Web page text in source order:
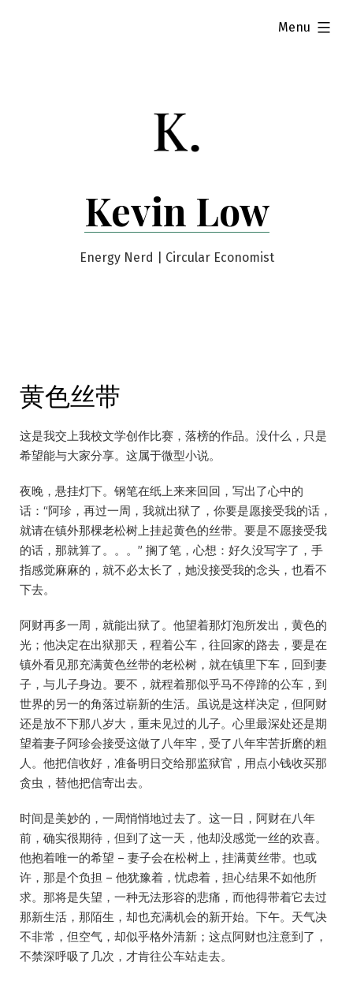
Kevin Low
Energy Nerd | Circular Economist
Menu
expanded
黄色丝带
这是我交上我校文学创作比赛，落榜的作品。没什么，只是
希望能与大家分享。这属于微型小说。
夜晚，悬挂灯下。钢笔在纸上来来回回，写出了心中的
话：“阿珍，再过一周，我就出狱了，你要是愿接受我的话，
就请在镇外那棵老松树上挂起黄色的丝带。要是不愿接受我
的话，那就算了。。。” 搁了笔，心想：好久没写字了，手
指感觉麻麻的，就不必太长了，她没接受我的念头，也看不
下去。
阿财再多一周，就能出狱了。他望着那灯泡所发出，黄色的
光；他决定在出狱那天，程着公车，往回家的路去，要是在
镇外看见那充满黄色丝带的老松树，就在镇里下车，回到妻
子，与儿子身边。要不，就程着那似乎马不停蹄的公车，到
世界的另一的角落过崭新的生活。虽说是这样决定，但阿财
还是放不下那八岁大，重未见过的儿子。心里最深处还是期
望着妻子阿珍会接受这做了八年牢，受了八年牢苦折磨的粗
人。他把信收好，准备明日交给那监狱官，用点小钱收买那
贪虫，替他把信寄出去。
时间是美妙的，一周悄悄地过去了。这一日，阿财在八年
前，确实很期待，但到了这一天，他却没感觉一丝的欢喜。
他抱着唯一的希望 – 妻子会在松树上，挂满黄丝带。也或
许，那是个负担 – 他犹豫着，忧虑着，担心结果不如他所
求。那将是失望，一种无法形容的悲痛，而他得带着它去过
那新生活，那陌生，却也充满机会的新开始。下午。天气决
不非常，但空气，却似乎格外清新；这点阿财也注意到了，
不禁深呼吸了几次，才肯往公车站走去。